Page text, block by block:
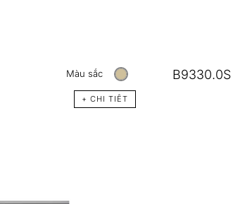
Màu sắc
+ CHI TIÊT
B9330.0S